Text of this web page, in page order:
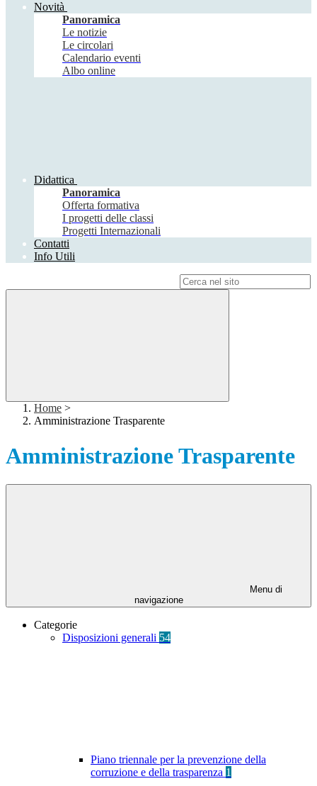
Novità
Panoramica
Le notizie
Le circolari
Calendario eventi
Albo online
Didattica
Panoramica
Offerta formativa
I progetti delle classi
Progetti Internazionali
Contatti
Info Utili
Home >
Amministrazione Trasparente
Amministrazione Trasparente
Menu di
navigazione
Categorie
Disposizioni generali 54
Piano triennale per la prevenzione della
corruzione e della trasparenza 1